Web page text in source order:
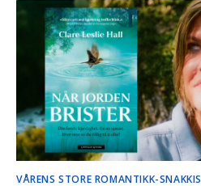
VÅRENS STORE ROMANTIKK-SNAKKIS